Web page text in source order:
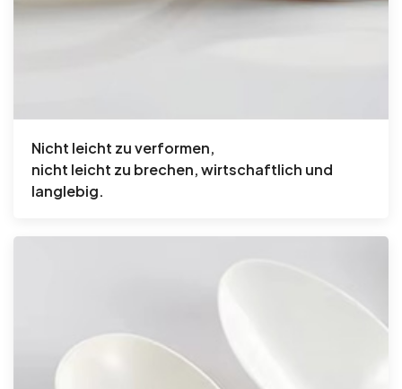
Nicht leicht zu verformen,
nicht leicht zu brechen,wirtschaftlich und
langlebig.